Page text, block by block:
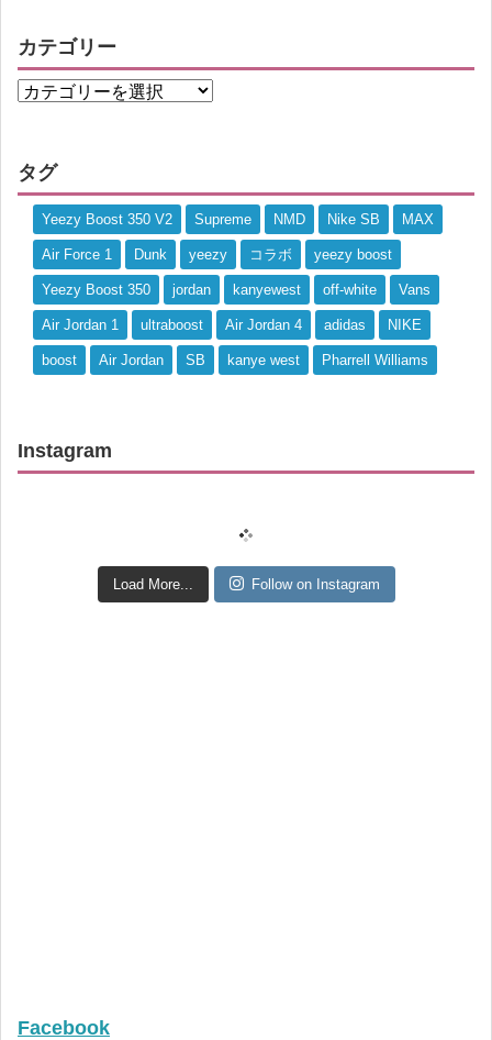
カテゴリー
タグ
Yeezy Boost 350 V2 Supreme NMD Nike SB MAX
Air Force 1 Dunk yeezy コラボ yeezy boost
Yeezy Boost 350 jordan kanyewest off-white Vans
Air Jordan 1 ultraboost Air Jordan 4 adidas NIKE
boost Air Jordan SB kanye west Pharrell Williams
Instagram
Load More... Follow on Instagram
Facebook